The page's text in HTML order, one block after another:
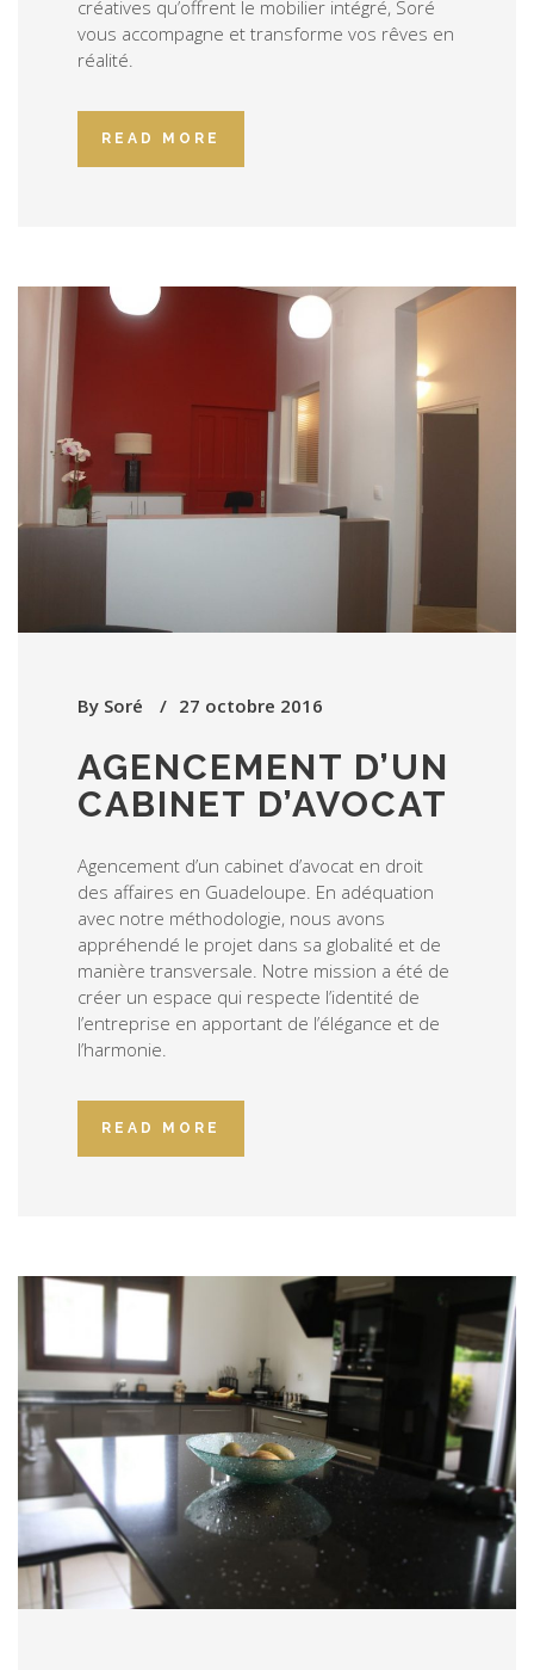
créatives qu’offrent le mobilier intégré, Soré
vous accompagne et transforme vos rêves en
réalité.
READ MORE
By Soré 27 octobre 2016
AGENCEMENT D’UN
CABINET D’AVOCAT
Agencement d’un cabinet d’avocat en droit
des affaires en Guadeloupe. En adéquation
avec notre méthodologie, nous avons
appréhendé le projet dans sa globalité et de
manière transversale. Notre mission a été de
créer un espace qui respecte l’identité de
l’entreprise en apportant de l’élégance et de
l’harmonie.
READ MORE